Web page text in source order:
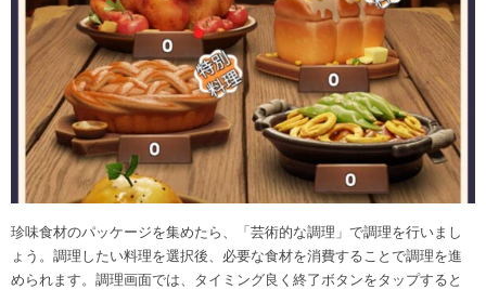
珍味食材のパッケージを集めたら、「芸術的な調理」で調理を行いまし
ょう。調理したい料理を選択後、必要な食材を消費することで調理を進
められます。調理画面では、タイミング良く終了ボタンをタップすると